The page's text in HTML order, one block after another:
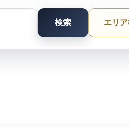
検索 エリ